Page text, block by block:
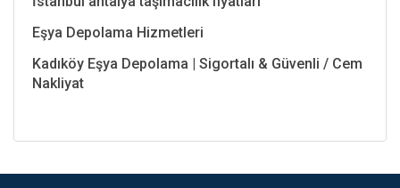
Eşya Depolama Hizmetleri
Kadıköy Eşya Depolama | Sigortalı & Güvenli / Cem
Nakliyat